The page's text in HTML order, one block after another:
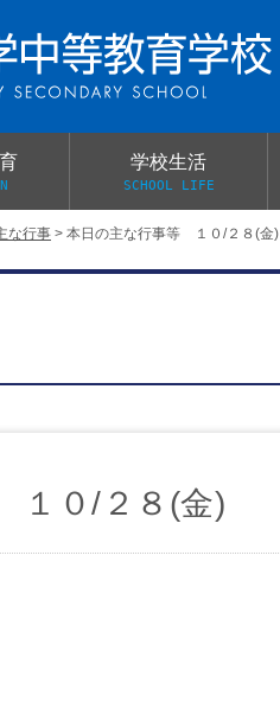
な行事 > 本日の主な行事等 １０/２８(金)
学校生活
SCHOOL LIFE
１０/２８(金)